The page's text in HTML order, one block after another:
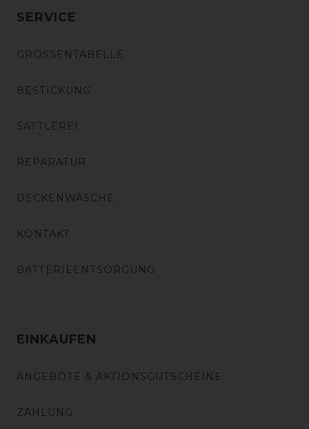
SERVICE
GRÖSSENTABELLE
BESTICKUNG
SATTLEREI
REPARATUR
DECKENWÄSCHE
KONTAKT
BATTERIEENTSORGUNG
EINKAUFEN
ANGEBOTE & AKTIONSGUTSCHEINE
ZAHLUNG